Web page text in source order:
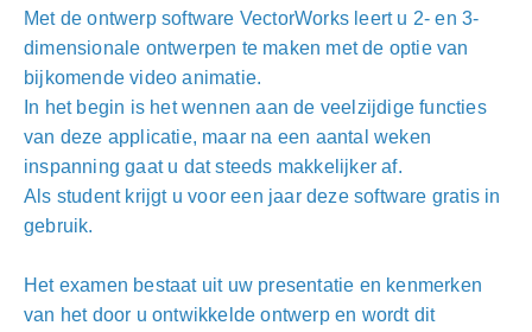
Met de ontwerp software VectorWorks leert u 2- en 3-
dimensionale ontwerpen te maken met de optie van
bijkomende video animatie.
In het begin is het wennen aan de veelzijdige functies
van deze applicatie, maar na een aantal weken
inspanning gaat u dat steeds makkelijker af.
Als student krijgt u voor een jaar deze software gratis in
gebruik.
Het examen bestaat uit uw presentatie en kenmerken
van het door u ontwikkelde ontwerp en wordt dit